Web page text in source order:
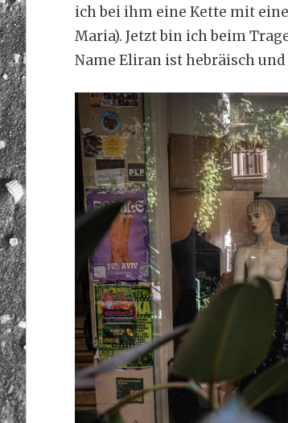
ich bei ihm eine Kette mit
Maria). Jetzt bin ich beim
Name Eliran ist hebräisch